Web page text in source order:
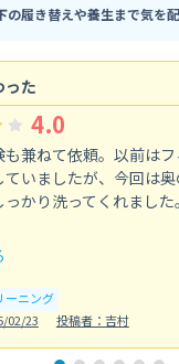
の履き替えや養生まで気を
った
4.0
も兼ねて依頼。以前は
ていましたが、今回は
っかり洗ってくれまし
ーニング
02/23
投稿者：吉村